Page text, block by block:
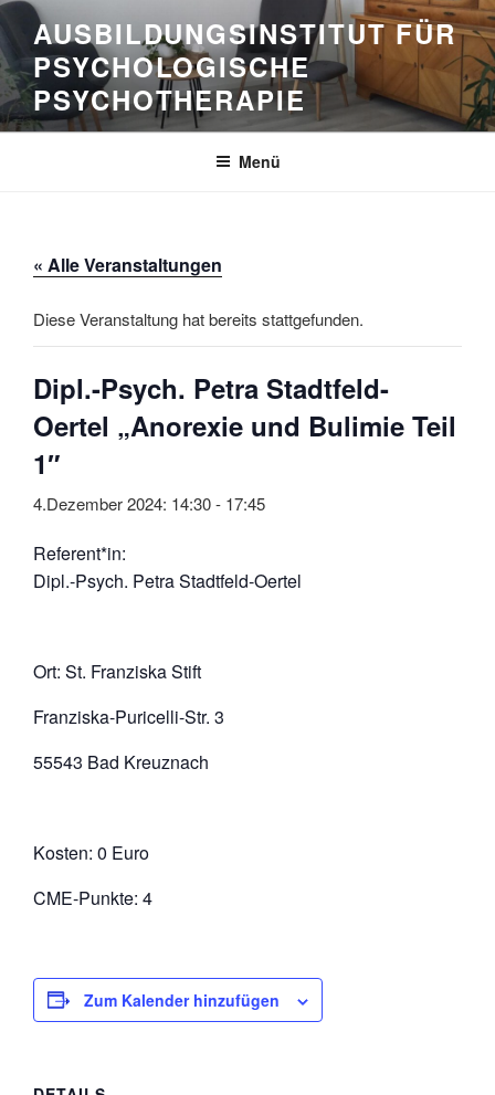
Zum
Inhalt
springen
AUSBILDUNGSINSTITUT FÜR
PSYCHOLOGISCHE
PSYCHOTHERAPIE
Menü
« Alle Veranstaltungen
Diese Veranstaltung hat bereits stattgefunden.
Dipl.-Psych. Petra Stadtfeld-
Oertel „Anorexie und Bulimie Teil
1″
4.Dezember 2024: 14:30- 17:45
Referent*in:
Dipl.-Psych. Petra Stadtfeld-Oertel
Ort: St. Franziska Stift
Franziska-Puricelli-Str. 3
55543 Bad Kreuznach
Kosten: 0 Euro
CME-Punkte: 4
Zum Kalender hinzufügen